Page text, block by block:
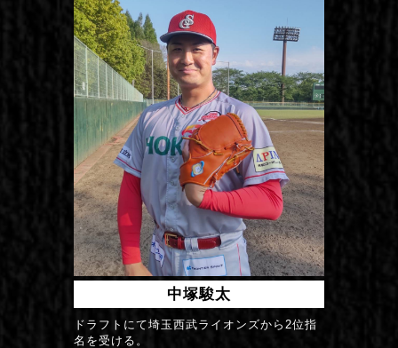
中塚駿太
ドラフトにて埼玉西武ライオンズから2位指
名を受ける。